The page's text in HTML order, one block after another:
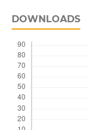
DOWNLOADS